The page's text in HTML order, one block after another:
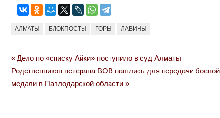
АЛМАТЫ БЛОКПОСТЫ ГОРЫ ЛАВИНЫ
Навигация
по
Previous
Post:
Дело по «списку Айки» поступило в суд Алматы
Next
Post:
Родственников ветерана ВОВ нашлись для передачи боевой
медали в Павлодарской области